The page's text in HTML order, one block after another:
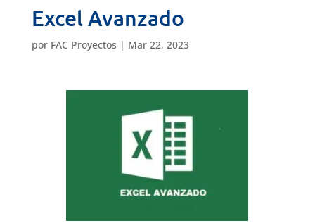
Excel Avanzado
por FAC Proyectos | Mar 22, 2023